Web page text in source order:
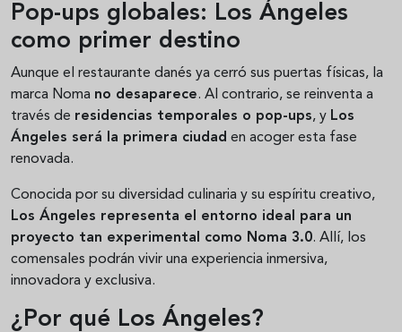
Pop-ups globales: Los Ángeles
como primer destino
Aunque el restaurante danés ya cerró sus puertas físicas, la
marca Noma no desaparece. Al contrario, se reinventa a
través de residencias temporales o pop-ups, y Los
Ángeles será la primera ciudad en acoger esta fase
renovada.
Conocida por su diversidad culinaria y su espíritu creativo,
Los Ángeles representa el entorno ideal para un
proyecto tan experimental como Noma 3.0. Allí, los
comensales podrán vivir una experiencia inmersiva,
innovadora y exclusiva.
¿Por qué Los Ángeles?